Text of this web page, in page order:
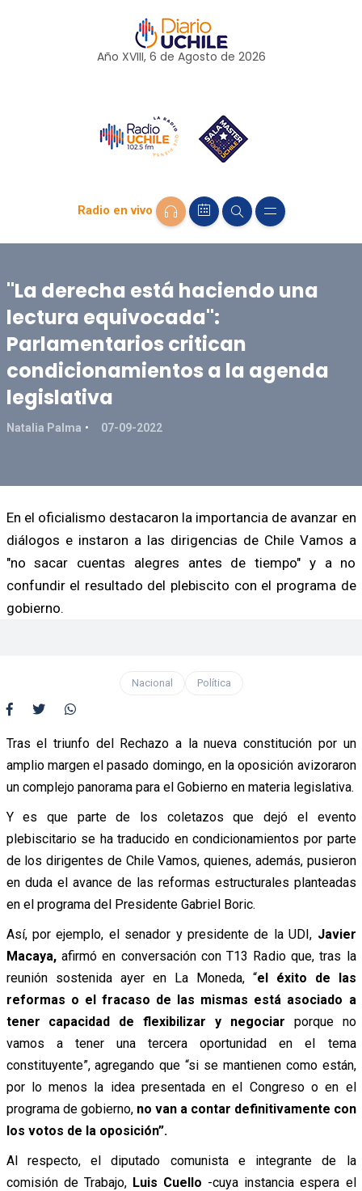
Año XVIII, 6 de Agosto de 2026
Radio en vivo
"La derecha está haciendo una
lectura equivocada":
Parlamentarios critican
condicionamientos a la agenda
legislativa
Natalia Palma 07-09-2022
En el oficialismo destacaron la importancia de avanzar en
diálogos e instaron a las dirigencias de Chile Vamos a
"no sacar cuentas alegres antes de tiempo" y a no
confundir el resultado del plebiscito con el programa de
gobierno.
Nacional Política
Tras el triunfo del Rechazo a la nueva constitución por un
amplio margen el pasado domingo, en la oposición avizoraron
un complejo panorama para el Gobierno en materia legislativa.
Y es que parte de los coletazos que dejó el evento
plebiscitario se ha traducido en condicionamientos por parte
de los dirigentes de Chile Vamos, quienes, además, pusieron
en duda el avance de las reformas estructurales planteadas
en el programa del Presidente Gabriel Boric.
Así, por ejemplo, el senador y presidente de la UDI, Javier
Macaya,afirmó en conversación con T13 Radio que, tras la
reunión sostenida ayer en La Moneda, “el éxito de las
reformas o el fracaso de las mismas está asociado a
tener capacidad de flexibilizar y negociar porque no
vamos a tener una tercera oportunidad en el tema
constituyente”, agregando que “si se mantienen como están,
por lo menos la idea presentada en el Congreso o en el
programa de gobierno, no van a contar definitivamente con
los votos de la oposición”.
Al respecto, el diputado comunista e integrante de la
comisión de Trabajo, Luis Cuello -cuya instancia espera el